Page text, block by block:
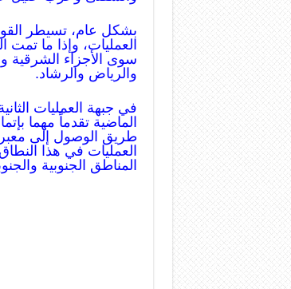
بشكل عام، تسيطر
العمليات، وإذا ما
سوى الأجزاء الشرقية
والرياض والرشاد.
في جبهة العمليات
الماضية تقدماً مهما
طريق الوصول إلى معبر
العمليات في هذا
المناطق الجنوبية